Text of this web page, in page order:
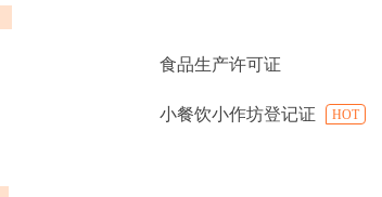
食品生产许可证
小餐饮小作坊登记证 HOT